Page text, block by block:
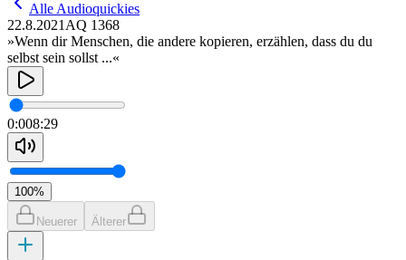
Alle Audioquickies
22.8.2021 AQ 1368
»Wenn dir Menschen, die andere kopieren, erzählen, dass du du
selbst sein sollst ...«
0:008:29
100%
Neuerer Älterer